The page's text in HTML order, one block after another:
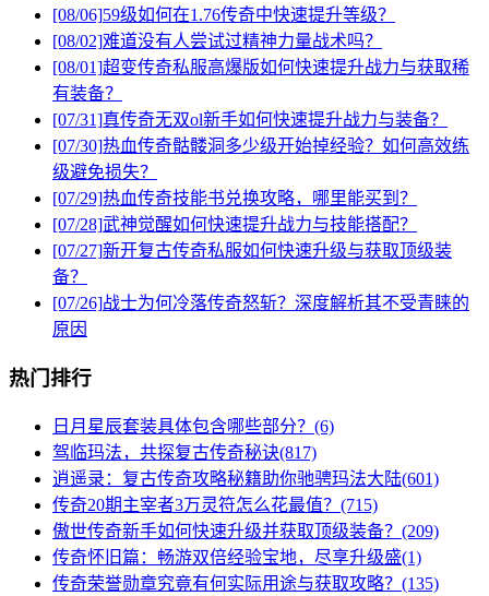
[08/06]59级如何在1.76传奇中快速提升等级？
[08/02]难道没有人尝试过精神力量战术吗？
[08/01]超变传奇私服高爆版如何快速提升战力与获取稀
有装备？
[07/31]真传奇无双ol新手如何快速提升战力与装备？
[07/30]热血传奇骷髅洞多少级开始掉经验？如何高效练
级避免损失？
[07/29]热血传奇技能书兑换攻略，哪里能买到？
[07/28]武神觉醒如何快速提升战力与技能搭配？
[07/27]新开复古传奇私服如何快速升级与获取顶级装
备？
[07/26]战士为何冷落传奇怒斩？深度解析其不受青睐的
原因
热门排行
日月星辰套装具体包含哪些部分？(6)
驾临玛法，共探复古传奇秘诀(817)
逍遥录：复古传奇攻略秘籍助你驰骋玛法大陆(601)
传奇20期主宰者3万灵符怎么花最值？(715)
傲世传奇新手如何快速升级并获取顶级装备？(209)
传奇怀旧篇：畅游双倍经验宝地，尽享升级盛(1)
传奇荣誉勋章究竟有何实际用途与获取攻略？(135)